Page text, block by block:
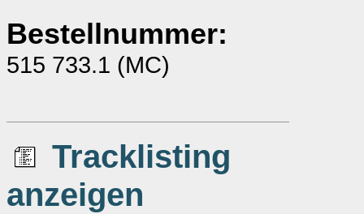
Bestellnummer:
515 733.1 (MC)
Tracklisting
anzeigen